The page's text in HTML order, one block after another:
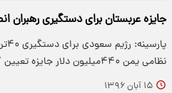
جایزه عربستان برای دستگیری رهبران
نظامی یمن ۴۴۰میلیون دلار جایزه تعیین کرد.
۱۵ آبان ۱۳۹۶